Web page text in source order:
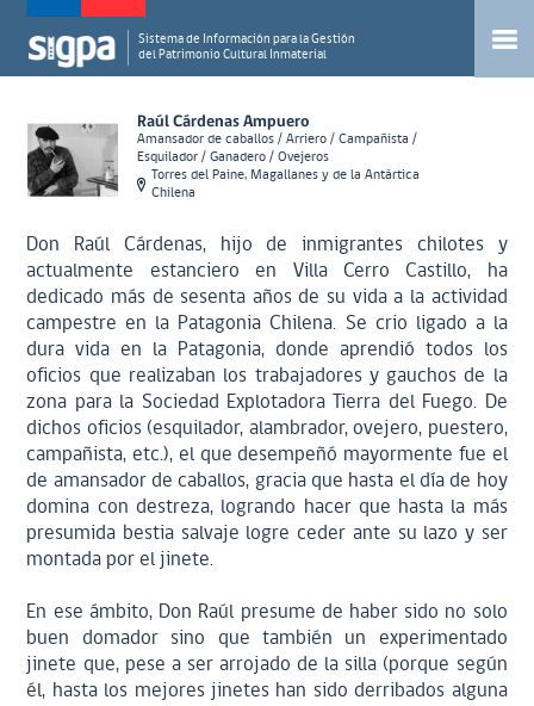
Sistema de Información para la Gestión
del Patrimonio Cultural Inmaterial
Raúl Cárdenas Ampuero
Amansador de caballos / Arriero / Campañista /
Esquilador / Ganadero / Ovejeros
Torres del Paine, Magallanes y de la Antártica
Chilena
Don Raúl Cárdenas, hijo de inmigrantes chilotes y
actualmente estanciero en Villa Cerro Castillo, ha
dedicado más de sesenta años de su vida a la actividad
campestre en la Patagonia Chilena. Se crio ligado a la
dura vida en la Patagonia, donde aprendió todos los
oficios que realizaban los trabajadores y gauchos de la
zona para la Sociedad Explotadora Tierra del Fuego. De
dichos oficios (esquilador, alambrador, ovejero, puestero,
campañista, etc.), el que desempeñó mayormente fue el
de amansador de caballos, gracia que hasta el día de hoy
domina con destreza, logrando hacer que hasta la más
presumida bestia salvaje logre ceder ante su lazo y ser
montada por el jinete.
En ese ámbito, Don Raúl presume de haber sido no solo
buen domador sino que también un experimentado
jinete que, pese a ser arrojado de la silla (porque según
él, hasta los mejores jinetes han sido derribados alguna